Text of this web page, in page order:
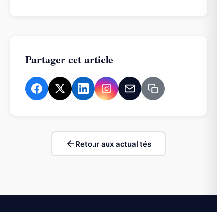
Partager cet article
Retour aux actualités